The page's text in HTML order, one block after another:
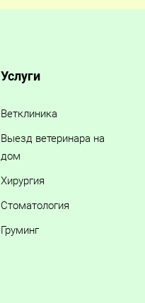
Услуги
Ветклиника
Выезд ветеринара на
дом
Хирургия
Стоматология
Груминг